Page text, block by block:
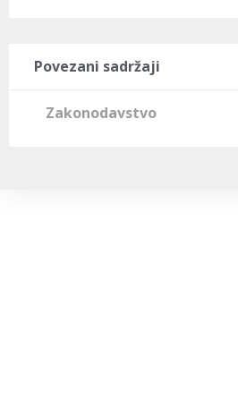
Povezani sadržaji
Zakonodavstvo